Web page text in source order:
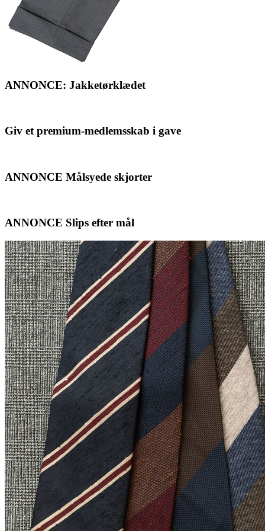
ANNONCE: Jakketørklædet
Giv et premium-medlemsskab i gave
ANNONCE Målsyede skjorter
ANNONCE Slips efter mål